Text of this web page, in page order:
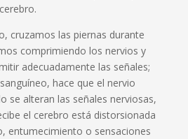
cruzamos las piernas durante
comprimiendo los nervios y
adecuadamente las señales;
hace que el nervio
se alteran las señales nerviosas,
el cerebro está distorsionada
entumecimiento o sensaciones